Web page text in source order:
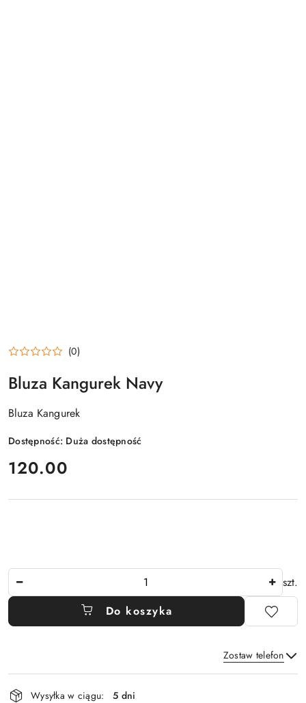
(0)
Bluza Kangurek Navy
Bluza Kangurek
Dostępność: Duża dostępność
cena:
120.00
szt.
Do koszyka
Zostaw telefon
Dostępność
Wysyłka w ciągu:
5 dni